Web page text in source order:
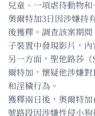
兒童、一項虐待動物
奧爾特加3日因涉嫌持
後獲釋。調查該案期
子裝置中發現影片，
另一方面，聖他路莎
爾特加，懷疑他涉嫌
和淫穢行為。
獲釋兩日後，奧爾特
號路段因涉嫌性侵小